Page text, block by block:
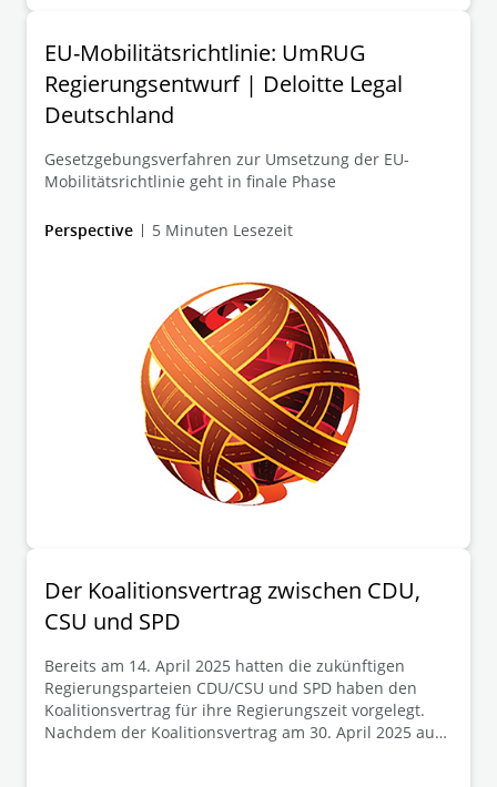
EU-Mobilitätsrichtlinie: UmRUG
Regierungsentwurf | Deloitte Legal
Deutschland
Gesetzgebungsverfahren zur Umsetzung der EU-
Mobilitätsrichtlinie geht in finale Phase
Perspective 5 Minuten Lesezeit
Der Koalitionsvertrag zwischen CDU,
CSU und SPD
Bereits am 14. April 2025 hatten die zukünftigen
Regierungsparteien CDU/CSU und SPD haben den
Koalitionsvertrag für ihre Regierungszeit vorgelegt.
Nachdem der Koalitionsvertrag am 30. April 2025 auch